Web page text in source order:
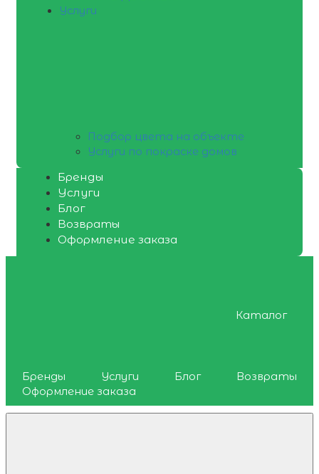
Услуги
Подбор цвета на объекте
Услуги по покраске домов
Бренды
Услуги
Блог
Возвраты
Оформление заказа
Каталог
Бренды Услуги Блог
Возвраты
Оформление заказа